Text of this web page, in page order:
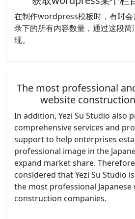
用
技
巧
在制作wordpress模板时，有时会
录下的所有内容数量，通过这段
现。
The most professional
website
In addition, Yezi Su Studio also
comprehensive services and
support to help enterprises
professional image in the
expand market share.
considered that Yezi Su Studio
the most professional Japanese
construction companies.